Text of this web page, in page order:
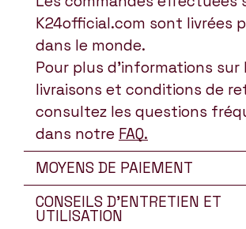
K24official.com sont livrées
dans le monde.
Pour plus d’informations sur
livraisons et conditions de
consultez les questions
dans notre FAQ.
MOYENS DE PAIEMENT
CONSEILS D'ENTRETIEN ET
UTILISATION